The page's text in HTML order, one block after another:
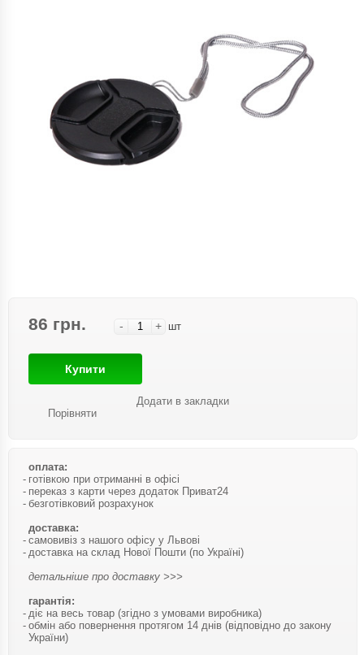
86 грн. - + шт
Купити
Порівняти
Додати в закладки
оплата:
готівкою при отриманні в офісі
переказ з карти через додаток Приват24
безготівковий розрахунок
доставка:
самовивіз з нашого офісу у Львові
доставка на склад Нової Пошти (по Україні)
детальніше про доставку >>>
гарантія:
діє на весь товар (згідно з умовами виробника)
обмін або повернення протягом 14 днів (відповідно до закону
України)